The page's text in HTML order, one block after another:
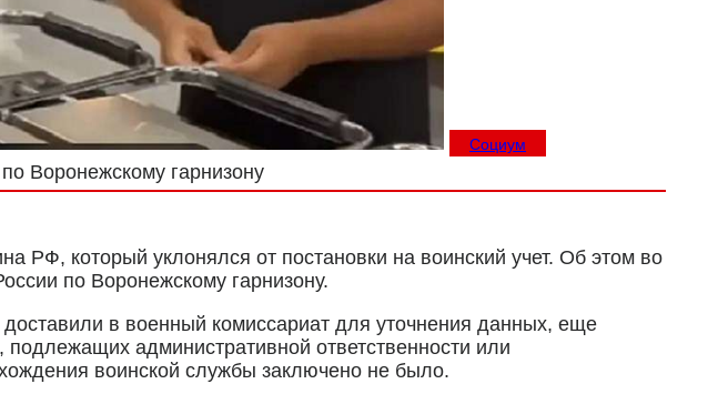
Социум
Воронежскому гарнизону
РФ, который уклонялся от постановки на воинский учет. Об этом во
по Воронежскому гарнизону.
в военный комиссариат для уточнения данных, еще
административной ответственности или
воинской службы заключено не было.